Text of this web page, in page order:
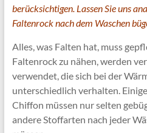
berücksichtigen. Lassen Sie uns
Faltenrock nach dem Waschen
Alles, was Falten hat, muss
Faltenrock zu nähen, werden
verwendet, die sich bei der
unterschiedlich verhalten.
Chiffon müssen nur selten
andere Stoffarten nach jeder